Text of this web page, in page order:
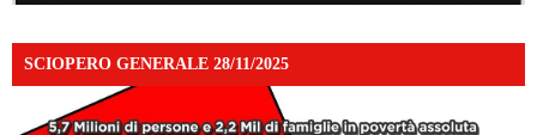
SCIOPERO GENERALE 28/11/2025